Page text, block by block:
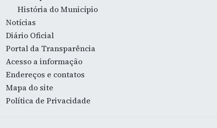
História do Município
Notícias
Diário Oficial
Portal da Transparência
Acesso a informação
Endereços e contatos
Mapa do site
Política de Privacidade